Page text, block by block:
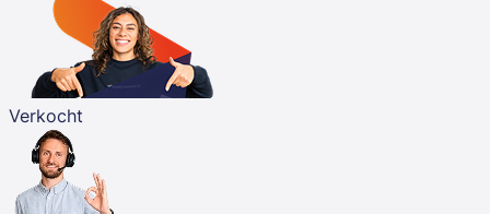
Verkocht